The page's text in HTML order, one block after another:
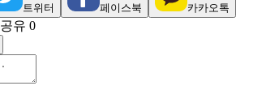
트위터 페이스북 카카오톡
공유 0